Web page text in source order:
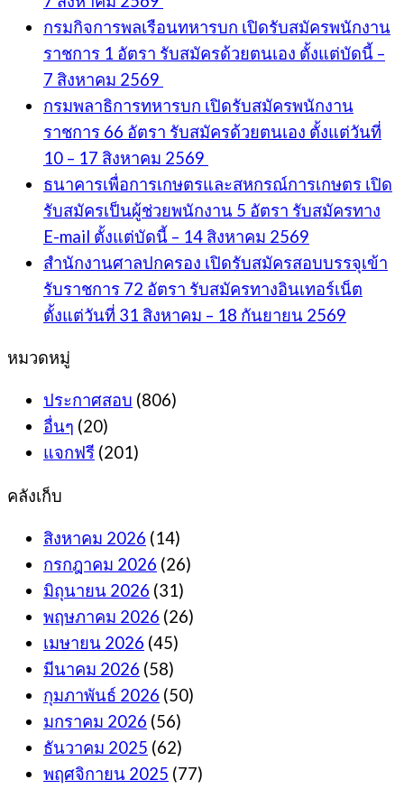
กรมกิจการพลเรือนทหารบก เปิดรับสมัครพนักงาน
ราชการ 1 อัตรา รับสมัครด้วยตนเอง ตั้งแต่บัดนี้ –
7 สิงหาคม 2569
กรมพลาธิการทหารบก เปิดรับสมัครพนักงาน
ราชการ 66 อัตรา รับสมัครด้วยตนเอง ตั้งแต่วันที่
10 – 17 สิงหาคม 2569
ธนาคารเพื่อการเกษตรและสหกรณ์การเกษตร เปิด
รับสมัครเป็นผู้ช่วยพนักงาน 5 อัตรา รับสมัครทาง
E-mail ตั้งแต่บัดนี้ – 14 สิงหาคม 2569
สำนักงานศาลปกครอง เปิดรับสมัครสอบบรรจุเข้า
รับราชการ 72 อัตรา รับสมัครทางอินเทอร์เน็ต
ตั้งแต่วันที่ 31 สิงหาคม – 18 กันยายน 2569
หมวดหมู่
ประกาศสอบ (806)
อื่นๆ (20)
แจกฟรี (201)
คลังเก็บ
สิงหาคม 2026 (14)
กรกฎาคม 2026 (26)
มิถุนายน 2026 (31)
พฤษภาคม 2026 (26)
เมษายน 2026 (45)
มีนาคม 2026 (58)
กุมภาพันธ์ 2026 (50)
มกราคม 2026 (56)
ธันวาคม 2025 (62)
พฤศจิกายน 2025 (77)